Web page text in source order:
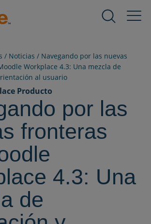
for
Productos
Expand
child
menu
Servicios
child
menu
for
Expand
child
menu
for
Sobre
Expand
child
menu
Recursos
/ Noticias / Navegando por las nuevas
Workplace 4.3: Una mezcla de
al usuario
Producto
por las
fronteras
4.3: Una
de